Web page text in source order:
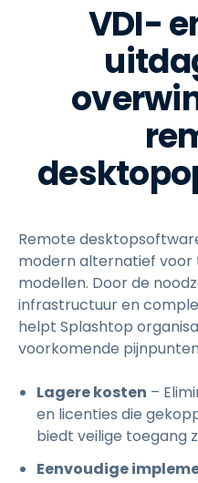
VDI-
Remote
modern alternatief voor
modellen. Door de
infrastructuur en
helpt Splashtop
voorkomende
Lagere kosten –
en licenties die
biedt veilige toegang
Eenvoudige